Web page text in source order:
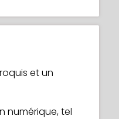
et les techniques
que vous
et à vos
méthode
aussi vous
et un
numérique, tel